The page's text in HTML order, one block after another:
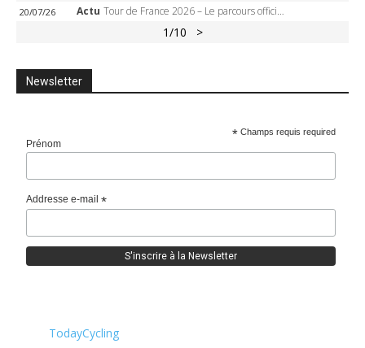
20/07/26 Actu Tour de France 2026 – Le parcours officiel complet : 21 étapes, profils, carte et dates
1/10 >
Newsletter
* Champs requis required
Prénom
Addresse e-mail*
TodayCycling